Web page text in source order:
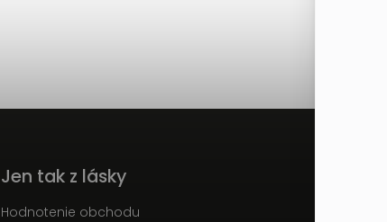
Jen tak z lásky
Hodnotenie obchodu